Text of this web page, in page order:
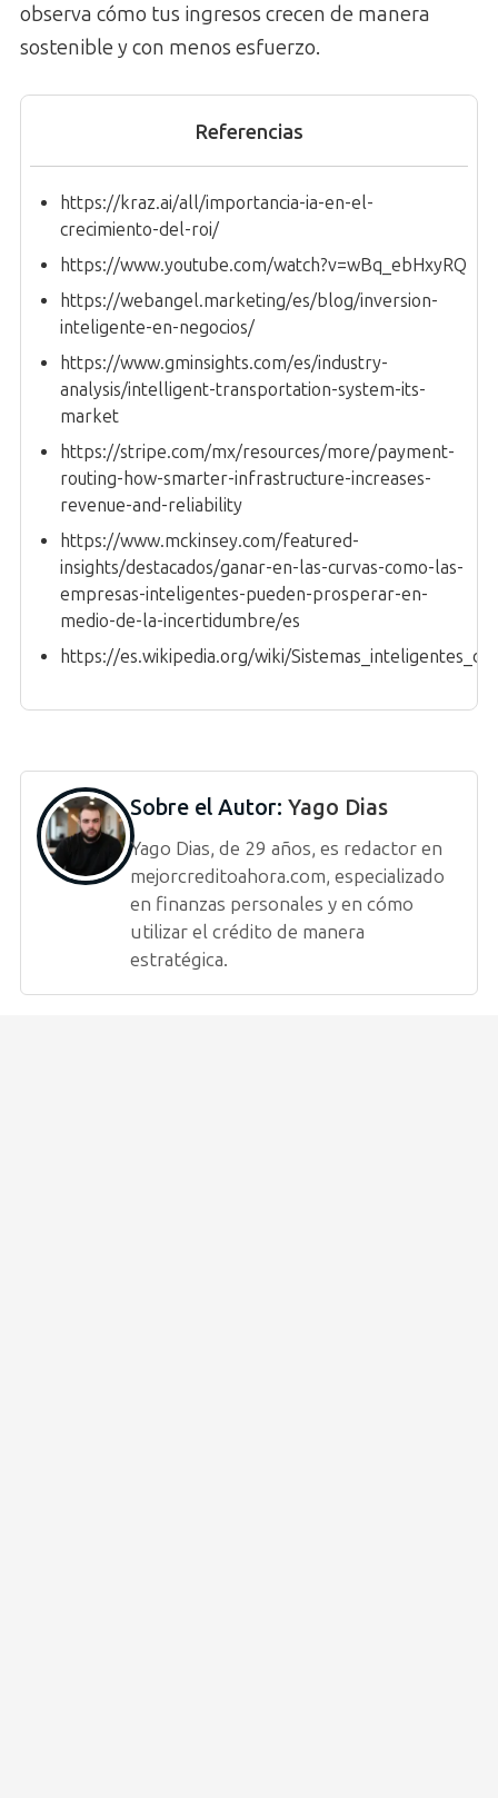
observa cómo tus ingresos crecen de manera
sostenible y con menos esfuerzo.
Referencias
https://kraz.ai/all/importancia-ia-en-el-
crecimiento-del-roi/
https://www.youtube.com/watch?v=wBq_ebHxyRQ
https://webangel.marketing/es/blog/inversion-
inteligente-en-negocios/
https://www.gminsights.com/es/industry-
analysis/intelligent-transportation-system-its-
market
https://stripe.com/mx/resources/more/payment-
routing-how-smarter-infrastructure-increases-
revenue-and-reliability
https://www.mckinsey.com/featured-
insights/destacados/ganar-en-las-curvas-como-las-
empresas-inteligentes-pueden-prosperar-en-
medio-de-la-incertidumbre/es
https://es.wikipedia.org/wiki/
Sobre el Autor: Yago Dias
Yago Dias, de 29 años, es redactor en
mejorcreditoahora.com, especializado
en finanzas personales y en cómo
utilizar el crédito de manera
estratégica.